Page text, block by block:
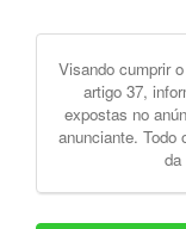
Visando cumprir
artigo 37,
expostas no
anunciante. Todo
da